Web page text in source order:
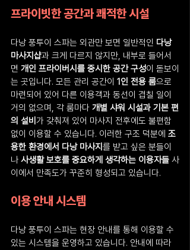
프라이빗한 공간과 쾌적한 시설
다낭 풍투이 스파는 외관만 보면 일반적인 다낭
마사지샵과 크게 다르지 않지만, 내부로 들어서
면 개인 프라이버시를 중시한 공간 구성이 돋보이
는 곳입니다. 모든 관리 공간이 1인 전용 룸으로
마련되어 있어 다른 이용객과 동선이 겹칠 일이
거의 없으며, 각 룸마다 개별 샤워 시설과 기본 편
의 설비 가 갖춰져 있어 마사지 전후에도 불편함
없이 이용할 수 있습니다. 이러한 구조 덕분에 조
용한 환경에서 다낭 마사지를 받고 싶은 분들이
나 사생활 보호를 중요하게 생각하는 이용자들 사
이에서 만족도가 꾸준히 형성되고 있습니다.
이용 안내 시스템
다낭 풍투이 스파는 현장 안내를 통해 이용할 수
있는 시스템을 운영하고 있습니다. 안내에 따라